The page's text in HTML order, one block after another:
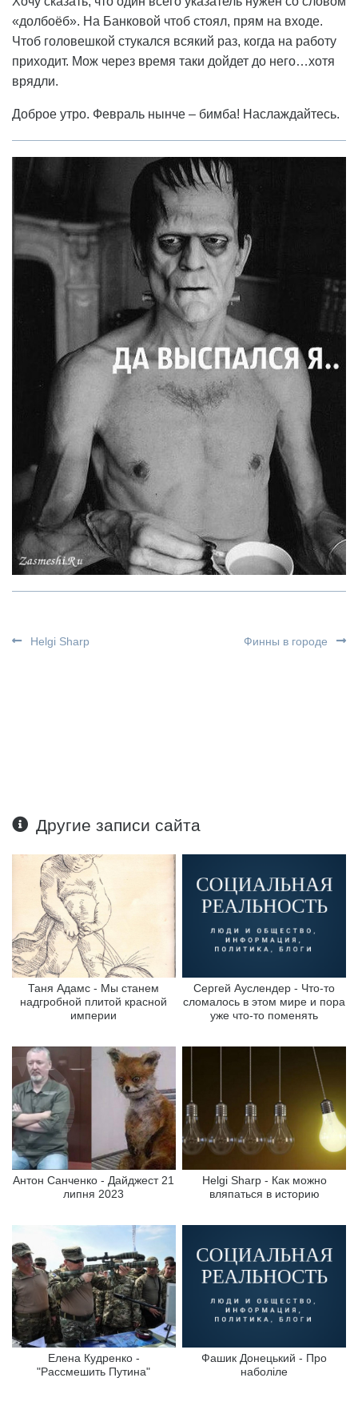
«долбоёб». На Банковой чтоб стоял, прям на входе.
Чтоб головешкой стукался всякий раз, когда на работу
приходит. Мож через время таки дойдет до него…хотя
врядли.
Доброе утро. Февраль нынче – бимба! Наслаждайтесь.
Helgi Sharp Финны в городе
Другие записи сайта
Таня Адамс - Мы станем
надгробной плитой красной
империи
Сергей Ауслендер - Что-то
сломалось в этом мире и пора
уже что-то поменять
Антон Санченко - Дайджест 21
липня 2023
Helgi Sharp - Как можно
вляпаться в историю
Елена Кудренко -
"Рассмешить Путина"
Фашик Донецький - Про
наболіле